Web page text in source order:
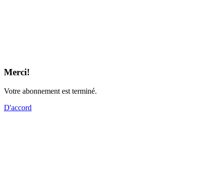
Merci!
Votre abonnement est terminé.
D'accord